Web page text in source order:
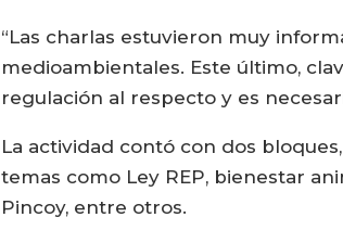
“Las charlas estuvieron muy
medioambientales. Este último,
regulación al respecto y es
La actividad contó con dos
temas como Ley REP, bienestar
Pincoy, entre otros.